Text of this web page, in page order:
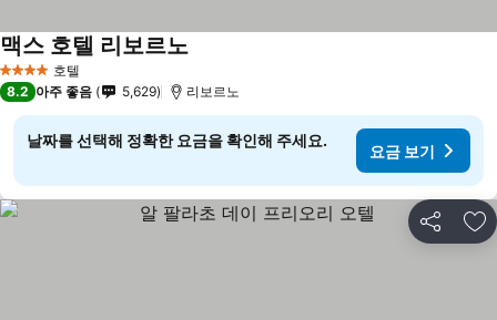
4 성급 호텔
맥스 호텔 리보르노요금 보기
8.2 아주 좋음 5,629 리보르노
날짜를 선택해 정확한 요금을 확인해 주세요.
요금 보기
공유 즐